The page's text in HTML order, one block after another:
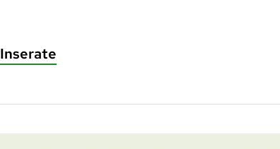
Inserate